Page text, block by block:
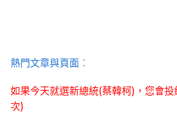
熱門文章與頁面︰
如果今天就選新總統(蔡韓柯)，您會
次)